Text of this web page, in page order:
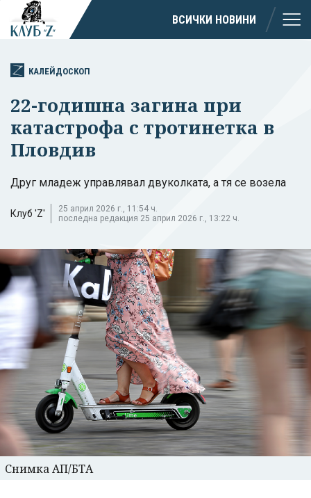
ВСИЧКИ НОВИНИ
КАЛЕЙДОСКОП
22-годишна загина при
катастрофа с тротинетка в
Пловдив
Друг младеж управлявал двуколката, а тя се возела
Клуб 'Z'
25 април 2026 г., 11:54 ч.
последна редакция 25 април 2026 г., 13:22 ч.
Снимка АП/БТА